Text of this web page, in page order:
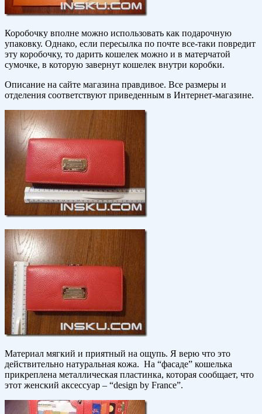
Коробочку вполне можно использовать как подарочную
упаковку. Однако, если пересылка по почте все-таки повредит
эту коробочку, то дарить кошелек можно и в матерчатой
сумочке, в которую завернут кошелек внутри коробки.
Описание на сайте магазина правдивое. Все размеры и
отделения соответствуют приведенным в Интернет-магазине.
Материал мягкий и приятный на ощупь. Я верю что это
действительно натуральная кожа. На “фасаде” кошелька
прикреплена металлическая пластинка, которая сообщает, что
этот женский аксессуар – “design by France”.